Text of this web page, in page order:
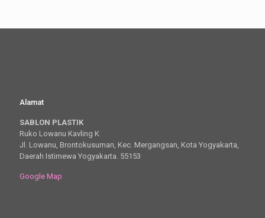
Alamat
SABLON PLASTIK
Ruko Lowanu Kavling K
Jl. Lowanu, Brontokusuman, Kec. Mergangsan, Kota Yogyakarta,
Daerah Istimewa Yogyakarta. 55153
Google Map